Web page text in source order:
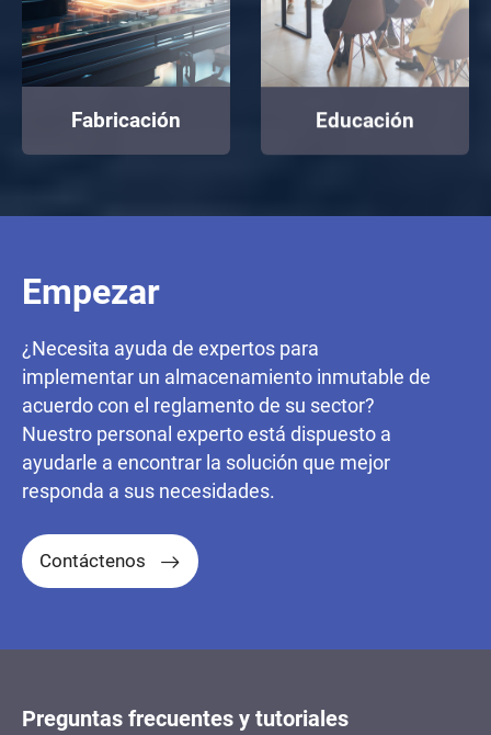
Fabricación Educación
Empezar
¿Necesita ayuda de expertos para
implementar un almacenamiento inmutable de
acuerdo con el reglamento de su sector?
Nuestro personal experto está dispuesto a
ayudarle a encontrar la solución que mejor
responda a sus necesidades.
Contáctenos
Preguntas frecuentes y tutoriales